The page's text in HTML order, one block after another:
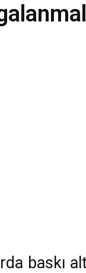
baskı